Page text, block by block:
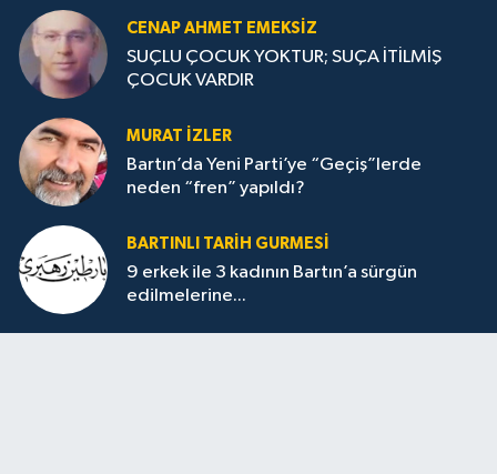
CENAP AHMET EMEKSİZ
SUÇLU ÇOCUK YOKTUR; SUÇA İTİLMİŞ
ÇOCUK VARDIR
MURAT İZLER
Bartın’da Yeni Parti’ye “Geçiş”lerde
neden “fren” yapıldı?
BARTINLI TARIH GURMESI
9 erkek ile 3 kadının Bartın’a sürgün
edilmelerine...